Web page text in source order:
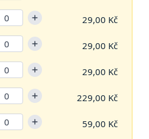
29,00 Kč
29,00 Kč
29,00 Kč
229,00 Kč
59,00 Kč